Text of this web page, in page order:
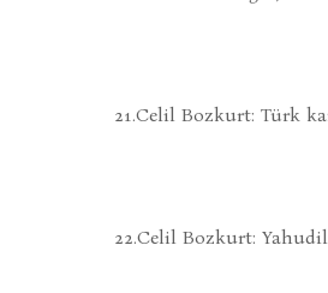
21.Celil Bozkurt: Türk
22.Celil Bozkurt: